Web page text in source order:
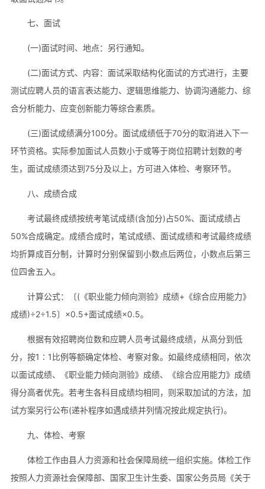
七、面试
(一)面试时间、地点：另行通知。
(二)面试方式、内容：面试采取结构化面试的方式进行，主要
测试应聘人员的语言表达能力、逻辑思维能力、协调沟通能力、综
合分析能力、应变创新能力等综合素质。
(三)面试成绩满分100分。面试成绩低于70分的取消进入下一
环节资格。实际参加面试人员数小于或等于岗位招聘计划数的考
生，面试成绩须达到75分及以上，方可进入体检、考察环节。
八、成绩合成
考试最终成绩按统考笔试成绩(含加分)占50%、面试成绩占
50%合成确定。成绩合成时，笔试成绩、面试成绩和考试最终成绩
均折算成百分制，计算时分别保留到小数点后两位，小数点后第三
位四舍五入。
计算公式：〔(《职业能力倾向测验》成绩+《综合应用能力》
成绩)÷2÷1.5〕×0.5+面试成绩×0.5。
根据有效招聘岗位数和应聘人员考试最终成绩，从高分到低
分，按1∶1比例等额确定体检、考察对象。如最终成绩相同，依次
以面试成绩、《职业能力倾向测验》成绩、《综合应用能力》成绩
得分高者优先。若考生各科目成绩均相同，则采取加试的方法，加
试方案另行公布(递补程序如遇成绩并列情况按此规定执行)。
九、体检、考察
体检工作由县人力资源和社会保障局统一组织实施。体检工作
按照人力资源社会保障部、国家卫生计生委、国家公务员局《关于